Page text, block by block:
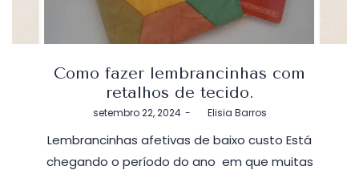
Como fazer lembrancinhas com
retalhos de tecido.
Postado
setembro 22, 2024 byElisia Barros
Lembrancinhas afetivas de baixo custo Está
chegando o período do ano em que muitas